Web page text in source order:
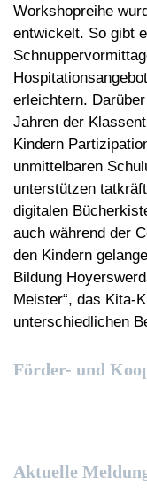
Workshopreihe
entwickelt. So gibt
erleichtern.
Jahren der
Kindern
unmittelbaren
unterstützen
digitalen
auch während der
den Kindern
Bildung
Meister“, das Kita-
unterschiedlichen
Förder- und
Aktuelle